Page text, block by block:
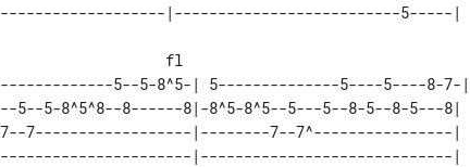
5--5-8^5-| 5--------------5----5----8-7-|
5-8^5^8--8------8|-8^5-8^5--5---5--8-5--8-5---8|
7------------------|--------7--7^----------------|
|-----------------------------|